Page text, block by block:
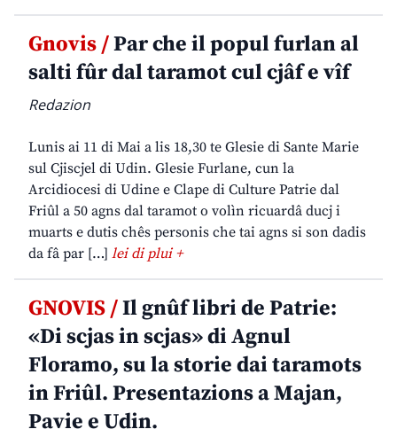
Gnovis /Par che il popul furlan al
salti fûr dal taramot cul cjâf e vîf
Redazion
Lunis ai 11 di Mai a lis 18,30 te Glesie di Sante Marie
sul Cjiscjel di Udin. Glesie Furlane, cun la
Arcidiocesi di Udine e Clape di Culture Patrie dal
Friûl a 50 agns dal taramot o volìn ricuardâ ducj i
muarts e dutis chês personis che tai agns si son dadis
da fâ par […] lei di plui +
GNOVIS /Il gnûf libri de Patrie:
«Di scjas in scjas» di Agnul
Floramo, su la storie dai taramots
in Friûl. Presentazions a Majan,
Pavie e Udin.